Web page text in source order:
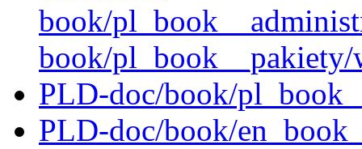
book/
book/
PLD-doc/book/
PLD-doc/book/